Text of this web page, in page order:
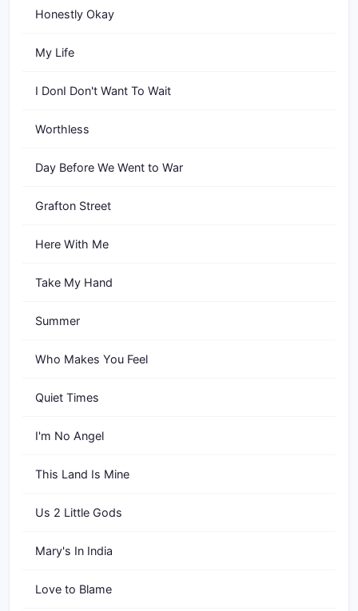
Honestly Okay
My Life
I DonI Don't Want To Wait
Worthless
Day Before We Went to War
Grafton Street
Here With Me
Take My Hand
Summer
Who Makes You Feel
Quiet Times
I'm No Angel
This Land Is Mine
Us 2 Little Gods
Mary's In India
Love to Blame